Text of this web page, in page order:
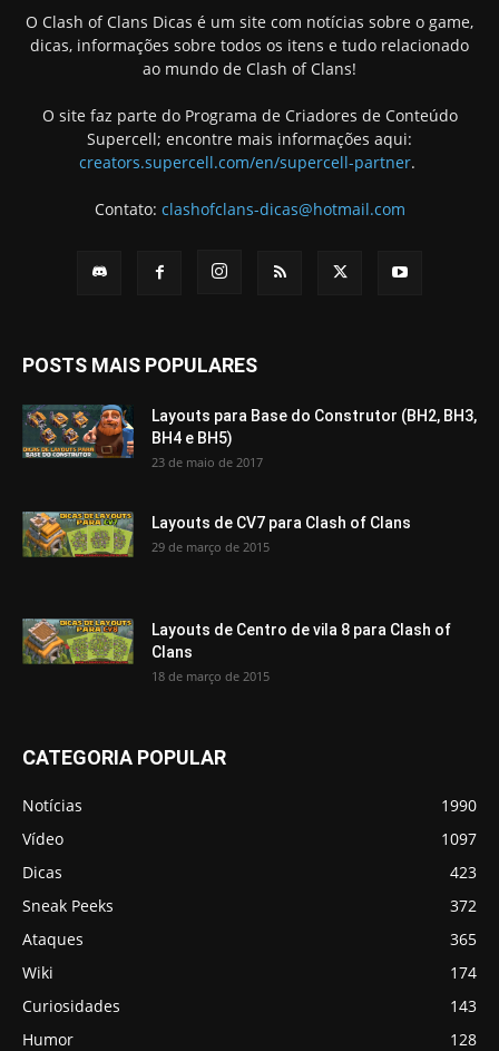
O Clash of Clans Dicas é um site com notícias sobre o game,
dicas, informações sobre todos os itens e tudo relacionado
ao mundo de Clash of Clans!
O site faz parte do Programa de Criadores de Conteúdo
Supercell; encontre mais informações aqui:
creators.supercell.com/en/supercell-partner.
Contato: clashofclans-dicas@hotmail.com
POSTS MAIS POPULARES
Layouts para Base do Construtor (BH2, BH3,
BH4 e BH5)
23 de maio de 2017
Layouts de CV7 para Clash of Clans
29 de março de 2015
Layouts de Centro de vila 8 para Clash of
Clans
18 de março de 2015
CATEGORIA POPULAR
Notícias
1990
Vídeo
1097
Dicas
423
Sneak Peeks
372
Ataques
365
Wiki
174
Curiosidades
143
Humor
128